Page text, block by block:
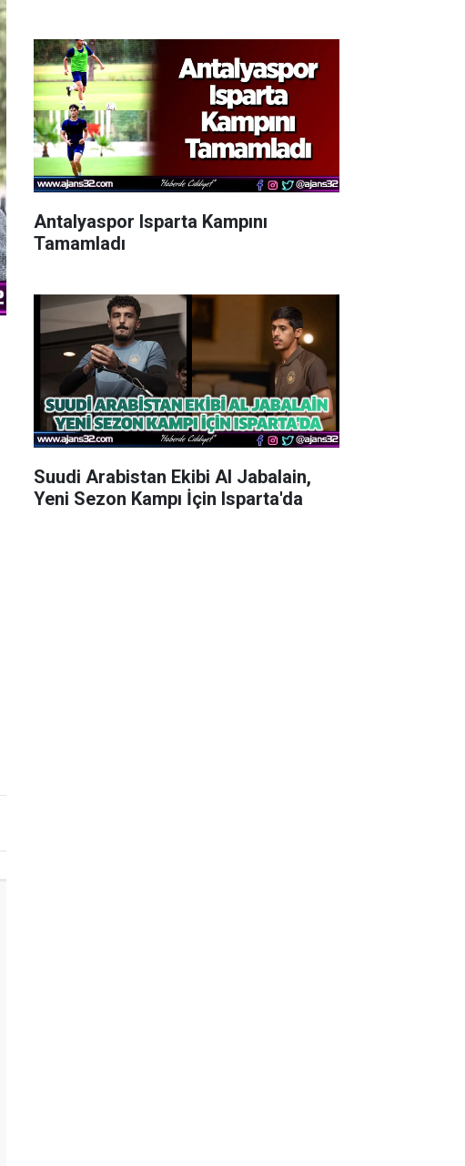
Antalyaspor Isparta Kampını
Tamamladı
Suudi Arabistan Ekibi Al Jabalain,
Yeni Sezon Kampı İçin Isparta'da